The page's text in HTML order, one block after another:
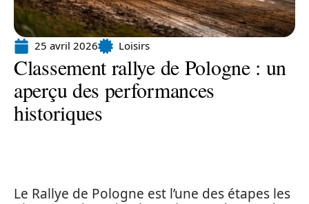
25 avril 2026 Loisirs
Classement rallye de Pologne : un
aperçu des performances
historiques
Le Rallye de Pologne est l’une des étapes les